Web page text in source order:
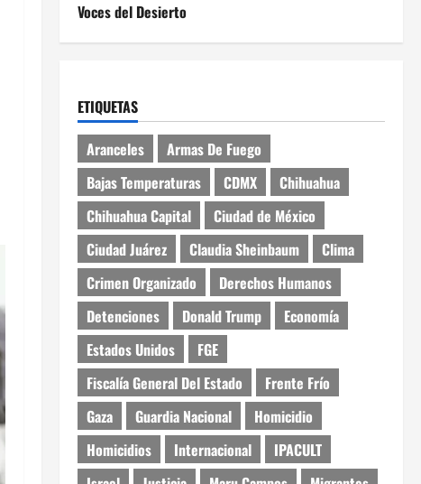
Voces del Desierto
ETIQUETAS
Aranceles
Armas De Fuego
Bajas Temperaturas
CDMX
Chihuahua
Chihuahua Capital
Ciudad de México
Ciudad Juárez
Claudia Sheinbaum
Clima
Crimen Organizado
Derechos Humanos
Detenciones
Donald Trump
Economía
Estados Unidos
FGE
Fiscalía General Del Estado
Frente Frío
Gaza
Guardia Nacional
Homicidio
Homicidios
Internacional
IPACULT